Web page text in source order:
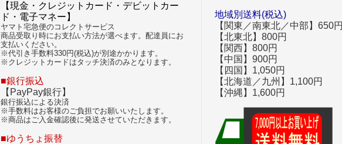
【現金・クレジットカード・デビットカー
ド・電子マネー】
ヤマト宅急便のコレクトサービス
商品受取り時にお支払い方法が選べます。配達員にお
支払いください。
※代引き手数料330円(税込)が別途かかります。
※クレジットカードはタッチ決済のみとなります。
■銀行振込
【PayPay銀行】
銀行振込による決済
※手数料はお客様のご負担でお願いいたします。
※商品はご入金確認後に発送させていただきます。
■ゆうちょ振替
地域別送料(税込)
【関東／南東北／中部】650円
【北東北】800円
【関西】800円
【中国】900円
【四国】1,050円
【北海道／九州】1,100円
【沖縄】1,600円